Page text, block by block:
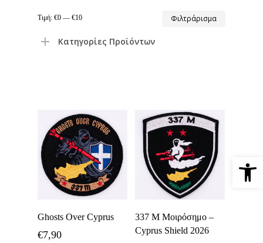
Φιλτράρισμα
Τιμή: €0 — €10
Κατηγορίες Προϊόντων
Ghosts Over Cyprus
€7,90
Προσθήκη Στο
Καλάθι
337 Μ Μοιρόσημο –
Cyprus Shield 2026